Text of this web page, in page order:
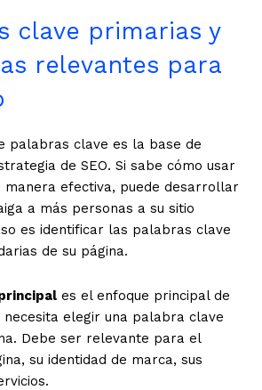
clave primarias y
relevantes para
palabras clave es la base de
de SEO. Si sabe cómo usar
manera efectiva, puede desarrollar
a más personas a su sitio
es identificar las palabras clave
de su página.
es el enfoque principal de
necesita elegir una palabra clave
Debe ser relevante para el
su identidad de marca, sus